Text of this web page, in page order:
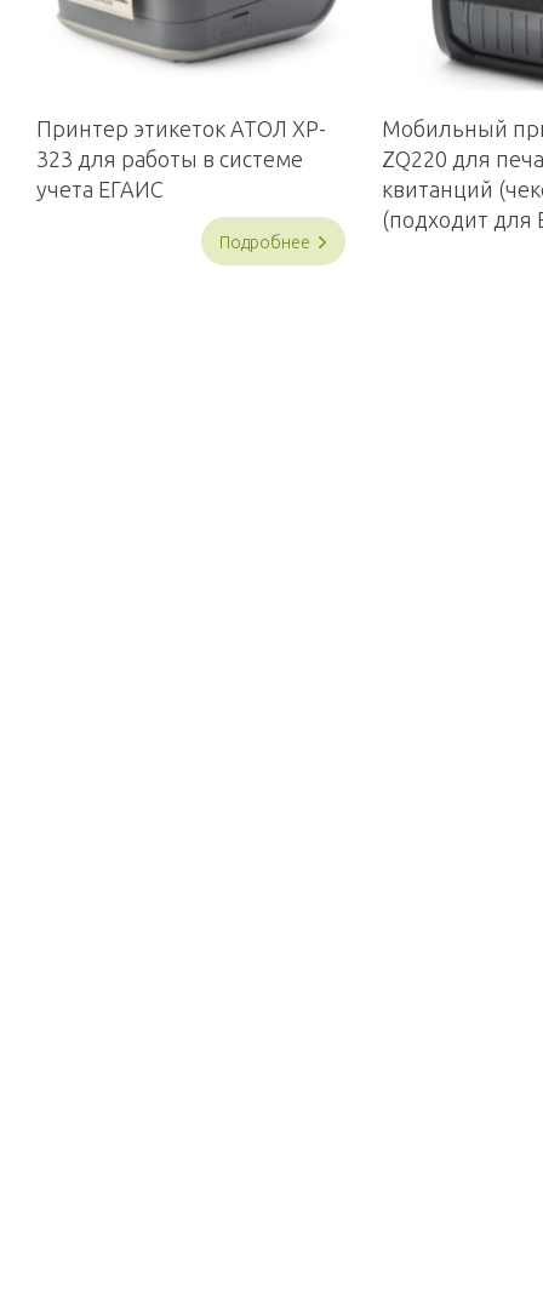
Принтер этикеток АТОЛ XP-
323 для работы в системе
учета ЕГАИС
Подробнее
Мобильный
ZQ220 для
квитанций
(подходит для